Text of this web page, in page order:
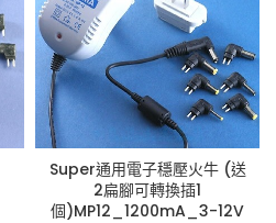
Super通用電子穩壓火牛 (送
2扁腳可轉換插1
個)MP12_1200mA_3-12V